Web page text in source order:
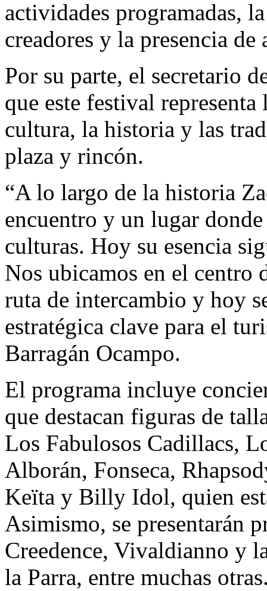
actividades programadas,
creadores y la presencia
Por su parte, el secretario
que este festival
cultura, la historia y las
plaza y rincón.
“A lo largo de la historia
encuentro y un lugar
culturas. Hoy su esencia
Nos ubicamos en el centro
ruta de intercambio y hoy
estratégica clave para el
Barragán Ocampo.
El programa incluye
que destacan figuras de
Los Fabulosos Cadillacs,
Alborán, Fonseca,
Keïta y Billy Idol, quien
Asimismo, se presentarán
Creedence, Vivaldianno y
la Parra, entre muchas